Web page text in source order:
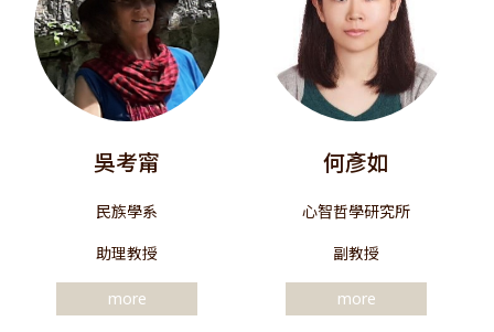
吳考甯
民族學系
助理教授
more
何彥如
心智哲學研究所
副教授
more